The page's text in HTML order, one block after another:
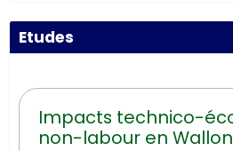
Etudes
Impacts technico-
non-labour en